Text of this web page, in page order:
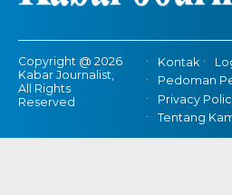
Copyright @ 2026
Kabar Journalist,
All Rights
Reserved
Kontak
Pedoman
Privacy
Tentang